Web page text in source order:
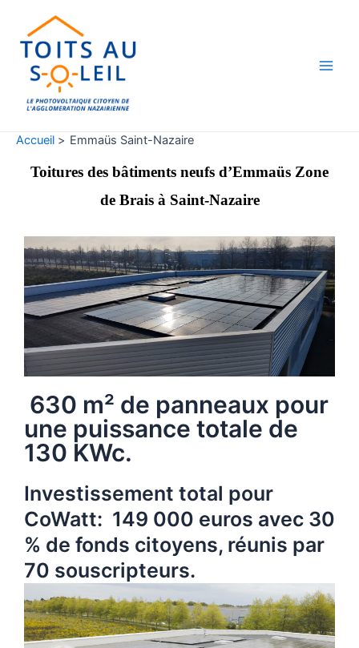
contenu
Accueil Emmaüs Saint-Nazaire
Toitures des bâtiments neufs d’Emmaüs Zone
de Brais à Saint-Nazaire
630 m² de panneaux pour
une puissance totale de
130 KWc.
Investissement total pour
CoWatt: 149 000 euros avec 30
% de fonds citoyens, réunis par
70 souscripteurs.